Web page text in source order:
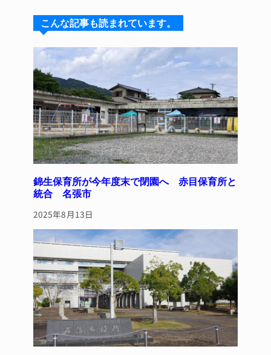
s
k
y
a
d
s
e
b
o
o
k
re
st
こんな記事も読まれています。
錦生保育所が今年度末で閉園へ 赤目保育所と
統合 名張市
2025年8月13日